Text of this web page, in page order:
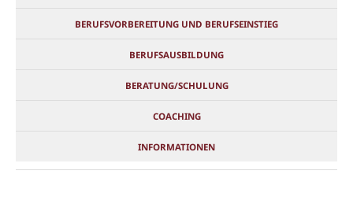
BERUFSVORBEREITUNG UND BERUFSEINSTIEG
BERUFSAUSBILDUNG
BERATUNG/SCHULUNG
COACHING
INFORMATIONEN